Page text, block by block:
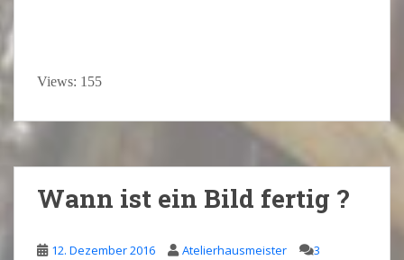
Views: 155
Wann ist ein Bild fertig ?
12. Dezember 2016 Atelierhausmeister
3